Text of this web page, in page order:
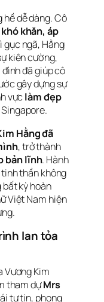
dễ dàng. Cô
khăn, áp
gục ngã, Hằng
kiên cường,
đã giúp cô
gây dựng sự
vực làm đẹp
Hằng đã
, trở thành
bản lĩnh. Hành
thần không
bất kỳ hoàn
Việt Nam hiện
lan tỏa
Vương Kim
tham dựMrs
tự tin, phong